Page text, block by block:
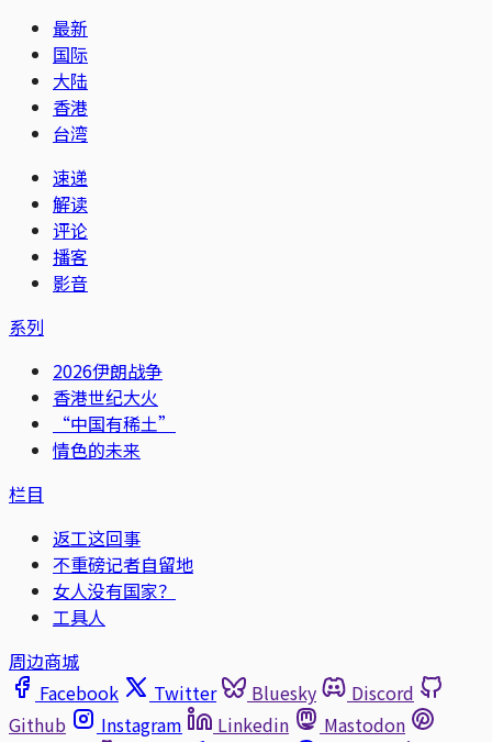
最新
国际
大陆
香港
台湾
速递
解读
评论
播客
影音
系列
2026伊朗战争
香港世纪大火
“中国有稀土”
情色的未来
栏目
返工这回事
不重磅记者自留地
女人没有国家？
工具人
周边商城
Facebook
Twitter Bluesky
Discord
Github
Instagram Linkedin
Mastodon